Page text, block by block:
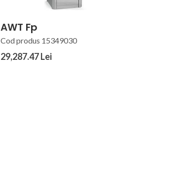
AWT Fp
Cod produs 15349030
29,287.47 Lei